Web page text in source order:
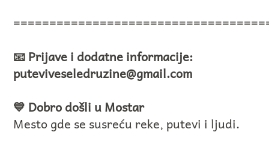
📧 Prijave i dodatne informacije:
puteviveseledruzine@gmail.com
💙 Dobro došli u Mostar
Mesto gde se susreću reke, putevi i ljudi.